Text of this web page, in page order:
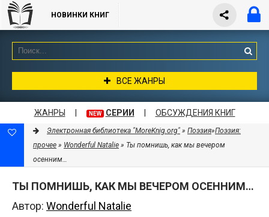
НОВИНКИ КНИГ
ВСЕ ЖАНРЫ
ЖАНРЫ NEW СЕРИИ ОБСУЖДЕНИЯ КНИГ
Электронная библиотека "MoreKnig.org" » Поэзия»Поэзия:
прочее » Wonderful Natalie » Ты помнишь, как мы вечером
осенним…
ТЫ ПОМНИШЬ, КАК МЫ ВЕЧЕРОМ ОСЕННИМ…
Автор: Wonderful Natalie